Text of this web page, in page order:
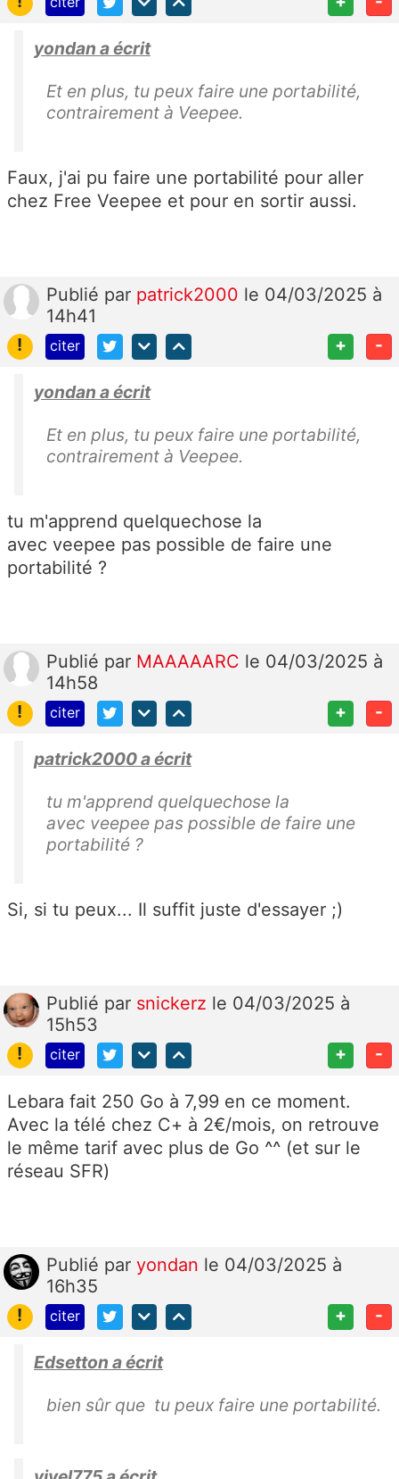
yondan a écrit
Et en plus, tu peux faire une portabilité,
contrairement à Veepee.
Faux, j'ai pu faire une portabilité pour aller
chez Free Veepee et pour en sortir aussi.
Publié par patrick2000 le 04/03/2025 à
14h41
!
citer + -
yondan a écrit
Et en plus, tu peux faire une portabilité,
contrairement à Veepee.
tu m'apprend quelquechose la
avec veepee pas possible de faire une
portabilité ?
Publié par MAAAAARC le 04/03/2025 à
14h58
!
citer + -
patrick2000 a écrit
tu m'apprend quelquechose la
avec veepee pas possible de faire une
portabilité ?
Si, si tu peux... Il suffit juste d'essayer ;)
Publié par snickerz le 04/03/2025 à
15h53
!
citer + -
Lebara fait 250 Go à 7,99 en ce moment.
Avec la télé chez C+ à 2€/mois, on retrouve
le même tarif avec plus de Go ^^ (et sur le
réseau SFR)
Publié par yondan le 04/03/2025 à
16h35
!
citer + -
Edsetton a écrit
bien sûr que tu peux faire une portabilité.